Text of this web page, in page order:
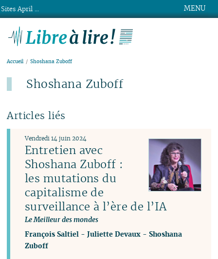
MENU
Accueil Shoshana Zuboff
Shoshana Zuboff
Articles liés
Entretien avec
Shoshana Zuboff :
les mutations du
capitalisme de
surveillance à l’ère de l’IA
Le Meilleur des mondes
Vendredi 14 juin 2024
François Saltiel -Juliette Devaux -Shoshana
Zuboff
Sites April ...